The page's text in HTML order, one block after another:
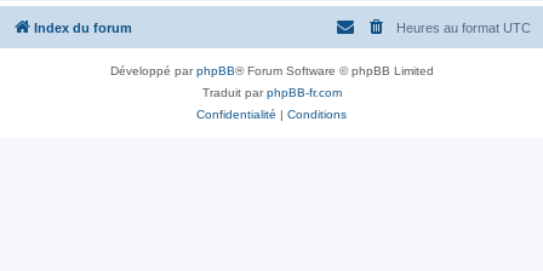
Index du forum Heures au format UTC
Développé parphpBB® Forum Software © phpBB Limited
Traduit parphpBB-fr.com
Confidentialité | Conditions